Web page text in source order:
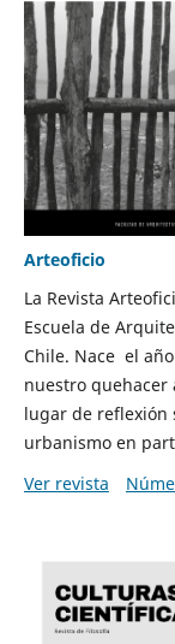
Arteoficio
La Revista
Escuela de
Chile. Nace el
nuestro quehacer
lugar de reflexión
urbanismo en
Ver revista